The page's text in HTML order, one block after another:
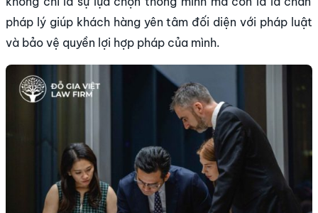
pháp lý giúp khách hàng yên tâm đối diện với pháp luật
và bảo vệ quyền lợi hợp pháp của mình.